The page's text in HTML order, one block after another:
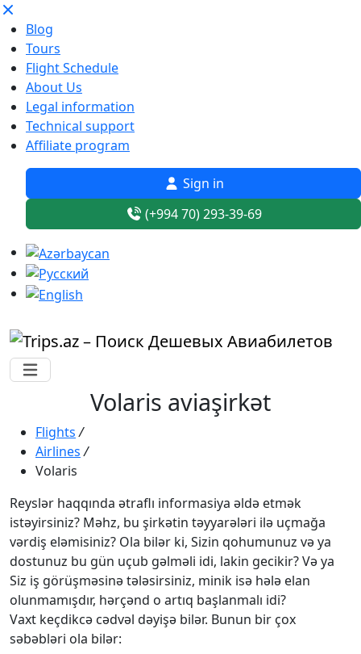
Blog
Tours
Flight Schedule
About Us
Legal information
Technical support
Affiliate program
Sign in
(+994 70) 293-39-69
Volaris aviaşirkət
Flights /
Airlines /
Volaris
Reyslər haqqında ətraflı informasiya əldə etmək
istəyirsiniz? Məhz, bu şirkətin təyyarələri ilə uçmağa
vərdiş eləmisiniz? Ola bilər ki, Sizin qohumunuz və ya
dostunuz bu gün uçub gəlməli idi, lakin gecikir? Və ya
Siz iş görüşməsinə tələsirsiniz, minik isə hələ elan
olunmamışdır, hərçənd o artıq başlanmalı idi?
Vaxt keçdikcə cədvəl dəyişə bilər. Bunun bir çox
səbəbləri ola bilər: